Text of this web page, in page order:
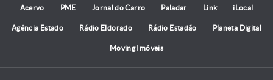
Acervo PME Jornal do Carro Paladar Link iLocal
Agência Estado Rádio Eldorado Rádio Estadão Planeta Digital
Moving Imóveis